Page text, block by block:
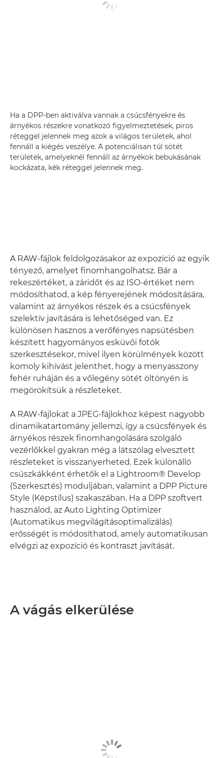
Ha a DPP-ben aktiválva vannak a csúcsfényekre és
árnyékos részekre vonatkozó figyelmeztetések, piros
réteggel jelennek meg azok a világos területek, ahol
fennáll a kiégés veszélye. A potenciálisan túl sötét
területek, amelyeknél fennáll az árnyékok bebukásának
kockázata, kék réteggel jelennek meg.
A RAW-fájlok feldolgozásakor az expozíció az egyik
tényező, amelyet finomhangolhatsz. Bár a
rekeszértéket, a záridőt és az ISO-értéket nem
módosíthatod, a kép fényerejének módosítására,
valamint az árnyékos részek és a csúcsfények
szelektív javítására is lehetőséged van. Ez
különösen hasznos a verőfényes napsütésben
készített hagyományos esküvői fotók
szerkesztésekor, mivel ilyen körülmények között
komoly kihívást jelenthet, hogy a menyasszony
fehér ruháján és a vőlegény sötét öltönyén is
megörökítsük a részleteket.
A RAW-fájlokat a JPEG-fájlokhoz képest nagyobb
dinamikatartomány jellemzi, így a csúcsfények és
árnyékos részek finomhangolására szolgáló
vezérlőkkel gyakran még a látszólag elvesztett
részleteket is visszanyerheted. Ezek különálló
csúszkákként érhetők el a Lightroom® Develop
(Szerkesztés) moduljában, valamint a DPP Picture
Style (Képstílus) szakaszában. Ha a DPP szoftvert
használod, az Auto Lighting Optimizer
(Automatikus megvilágításoptimalizálás)
erősségét is módosíthatod, amely automatikusan
elvégzi az expozíció és kontraszt javítását.
A vágás elkerülése